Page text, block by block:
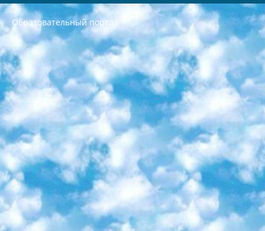
Образовательный портал
РЕСПУБЛИКА УЗБЕКИСТАН МИНИСТРЕРСТВО ДОШКОЛЬНОГО И ШКОЛЬНОГО ОБРАЗОВАНИЯ КОМАНДА в общеобразовательных учреждениях в 2023-2024 учебном году организация и проведение итоговой государственной аттестации обучающихся о Министра дошкольного и школьного образования Республики Узбекистан от 4 марта 2008 года (постановлением Минюста от 20 марта 2008 года № 1778 государственной регистрации) «Итоговое состояние учащихся общего среднего образования на основании положения об утверждении положения об аттестации общего среднего образования выпускной экзамен студентов в образовательных учреждениях в 2023-2024 учебном году В целях организации и прохождения аттестации приказываю: 1. Следующее: перечень предметов, по которым будет проводиться итоговая государственная аттестация и экзамен формы перевода согласно приложению 1; сертификаты международного образца, оценивающие уровень владения иностранными языками перечень согласно приложению 2; 2. Педагогический при специализированных образовательных учреждениях. научно-практический центр квалификации и международной оценки (Д.Давидова) 2024 г. До 25 марта: задания по предметам, по которым будет проводиться итоговая аттестация разработка и утверждение технических условий; итоговая аттестация на основании разработанного предметного задания разработка вопросов по предметам (устно и письменно), экзамен передача; общеобразовательные средние школы и специальные учебные заведения учащиеся выпускных классов школ и интернатов в агентской системе подготовка базы данных экзаменационных материалов и критериев оценки; перевод базы экзаменационных материалов на все языки обучения подать в Республиканский образовательный центр для изготовления; варианты экзаменов на основе разработанных контрольных материалов пусть будут поставлены задачи формирования. 3. Республиканский образовательный центр (Ш.Худайкулов) до 5 апреля 2024 года. до: база данных предоставленных экзаменационных материалов на все языки обучения перевод и экспертиза; для слепых, слабовидящих, глухих, слабослышащих и умственно отсталых детей учащиеся выпускных классов специализированных школ и школ-интернатов база данных экзаменационных материалов на всех преподаваемых языках подготовка критериев оценки; специализированные школы для умственно отсталых детей и технологии для учащихся выпускных классов школ-интернатов разработка соответствующих рекомендаций и критериев проведения ЕГЭ по естествознанию давать задания. 4. Педагогический при специализированных образовательных учреждениях. Научно-практический центр навыков и международной оценки (Д.Давидова), Республика образовательный центр (Худайкулов Ш.) итоговый государственный аттестационный экзамен ориентирован на творческое и логическое мышление при подготовке базы материалов учитывать введение заданий. 5. Следует отметить, что: сертификат государственного образца о знании общеобразовательного предмета и как минимум национальный уровень B1 по предметам на иностранных языках, указанным в Приложении 2. или международно признанный сертификат эквивалентного уровня студенты, изучающие определенный предмет, освобождаются от экзамена; по соответствующим предметам запланирована итоговая государственная аттестация за день до дня, путем жеребьевки Рабочей группой (в письменной форме по предметам, проводимым в форме) из числа сформированных вариантов выбрано 2 варианта; 2 выбранных варианта экзамена анонсированы на официальном сайте министерства и все выпускники по всей стране на основе этих вариантов проводит итоговую государственную аттестацию. 6. Государственное образование учащихся средних общеобразовательных учреждений. знания в соответствии с квалификационными требованиями, которые необходимо приобрести на основании стандартов итоговый (выпускной) контроль для 9 и 11 классов в целях тестирования Экзамены (далее – экзамены) состоят из предметов, перечисленных в приложении 1. будет сделано. 7. Экзамены пройдут с 26 мая по 15 июня 2024 г. (кроме науки физического воспитания). 8. Физическая для учащихся 9 классов общесредних образовательных учреждений. Экзамены по предмету «Образование, квалификация медицина» 1-6 мая 2024 года. сотрудники перевести под присмотр (с отклонениями в физическом или умственном развитии) специализированная школа для детей, школы-интернаты и со сколиозом школы-интернаты санаторного типа для больных детей исключены). 9. Он был слепым, слабовидящим и имел нарушения опорно-двигательного аппарата. экзамены в специализированных школах и интернатах для детей должны проводиться исходя из требований, предъявляемых к общеобразовательным учреждениям (физкультура кроме науки). 10. Специализированная школа для глухих и слабослышащих детей. и экзамены в интернатах и быть реализован в виде письменного теста по математике. 11. Специальность для умственно отсталых детей. Для 9 класса Родной язык и литературное письмо Государственный язык (язык обучения – узбекский). для неклассов) написано Математическое письмо Письменная/устная история Узбекистана Физическое воспитание практично Итоговый контроль Для 11 класса Написание родного языка и литературы (эссе) Математическое письмо Узбекский язык (обучение на узбекском языке) не посещающее общее среднее образование для учреждений)/Образовательное учреждение выбор письменный и устный Иностранный язык письменный/устный Письменная/устная история Узбекистана *По выбору студента:  Химия  Физика  Основы государственного права  География 10 бесплатных образовательных ресурсов - Мы составили подборку онлайн-проектов с интерактивными упражнениями, видеолекциями и статьями. Они помогут вам обрести новые и освежить старые знания бесплатно. 1. «ИНТУИТ» Старейшая образовательная площадка Рунета. Здесь вы найдёте сотни текстовых и видеокурсов на десятки различных тем — от программирования до психологии. Многие курсы подготовлены российскими университетами и крупными международными компаниями вроде Intel и Microsoft. Самостоятельное обучение бесплатное, но желающие могут оплатить услуги персональных наставников. 2. «Смартия» знакомит с актуальными профессиями и подсказывает, как им обучаться. Выбрав заинтересовавшую вас специальность — SMM-специалист, фотограф, веб-дизайнер или другую, — увидите список необходимых для неё умений. Чтобы вы могли освоить их самостоятельно, для каждого умения площадка отображает подборку ссылок на учебные материалы. Хотя «Смартия» ориентируется на русскоязычную аудиторию, часть контента всё же доступна только на английском. 3. «Лекторий Физтеха» Проект Московского физико-технического института (Физтеха). С его помощью вы можете смотреть онлайн серии лекций, записанные на видео в этом вузе. В числе доступных предметов — физика, биология, химия, информационные технологии и другие. К некоторым лекциям администрация ресурса прилагает готовые конспекты, которые можно скачивать в PDF-формате. 4. ITMOcourses Онлайн-площадка Санкт-Петербургского национального исследовательского университета информационных технологий, механики и оптики (ИТМО). Ресурс предоставляет свободный доступ к курсам, разработанным в этом вузе. Каталог материалов разбит на четыре категории: «Оптические системы и технологии», «Приборостроение и робототехника», «Информационные технологии» и «Биотехнологии». Курсы состоят из видеолекций, интерактивных демонстраций и заданий. 5. «КиберЛенинка» Электронная научная библиотека открытого доступа. Каталог площадки регулярно обрастает текстами статей из различных научных изданий. Сгруппированные по журналам и рубрикам публикации можно читать онлайн или скачивать целиком в PDF-формате. Проект нацелен на популяризацию науки за счёт открытого доступа к качественной информации. 6. «ПостНаука» На этом ресурсе публикуют подборки видеолекций, составленные экспертами из разных отраслей и объединённые общими темами. Среди них, к примеру, есть серии «Биоинформатика и геномика», «Культура средневековой Скандинавии» и Cinema Studies о теории кино. Каждая подборка лекций — логически связанная история, рассказанная экспертом от первого лица. Кроме того, на сайте появляются научно-образовательные статьи и тесты на разные темы. 7. «Newочём» Команда проекта «Newочём» отбирает самые интересные тексты из англоязычных СМИ и переводит те из них, за которые голосуют участники сообщества «ВКонтакте». По большей части это научно-популярные статьи. Редакторы придумывают лишь заголовки, в остальном содержание переводов соответствует оригиналам. Полные тексты можно читать прямо в социальной сети. 8. InternetUrok Онлайн-база материалов по основным дисциплинам школьной программы. Информация на сайте структурирована по классам, предметам и темам (урокам). Каждый урок состоит из видеолекций и конспектов. Есть также интерактивные тренажёры и тесты для закрепления пройденного материала. Даже если вы давно окончили школу, возможность повторить программу старших классов всегда может пригодиться. 9. Edutainme Ещё один ресурс об образовании. В отличие от Newtonew, как мне кажется, Edutainme больше ориентируется на представителей индустрии: педагогов, предпринимателей, разработчиков образовательных проектов. Но и любой, кто просто стремится к саморазвитию, найдёт на сайте много полезного и интересного для себя. Например, информацию о новых курсах и образовательных сервисах. 10. Newtonew Онлайн-медиа об образовании и обучении в широком смысле. Авторы Newtonew пишут об инструментах, заведениях, тактиках и стратегиях, которые помогают учить других и получать новые знания самостоятельно. На этой площадке вы найдёте новости, обзоры, аналитические мат